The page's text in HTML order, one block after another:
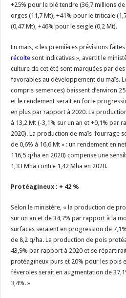
+25% pour le blé tendre (36,7 millions
orges (11,7 Mt), +41% pour le triticale
(0,47 Mt), +46% pour le seigle (0,2 Mt).
En maïs, « les premières prévisions
récolte sont indicatives », avertit le
culture de cet été sont marquées par
favorables au développement du maïs.
compris semences) baissent d’environ
et le rendement serait en forte
en plus par rapport à 2020. La
à 13,2 Mt (-3,1% sur un an et +0,1% par
2020). La production de maïs-fourrage
de 0,6% à 16,6 Mt » : un rendement en
116,5 q/ha en 2020) compense une
1,33 Mha contre 1,42 Mha en 2020.
Protéagineux : + 42 %
Selon le ministère, « la production de
sur un an et de 34,7% par rapport à la
surfaces seraient en progression de
de 8,2 q/ha. La production de pois
43,9% par rapport à 2020 et se
protéagineux purs et 20% pour les pois
féveroles serait en augmentation de
3,4%. »